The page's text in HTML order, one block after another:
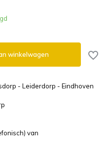
winkelwagen
- Leiderdorp - Eindhoven
van